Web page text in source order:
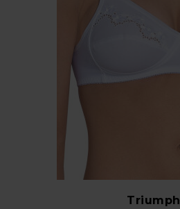
Triumph